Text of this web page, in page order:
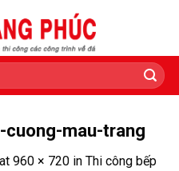
mau-trang
at 960 × 720 in Thi công bếp